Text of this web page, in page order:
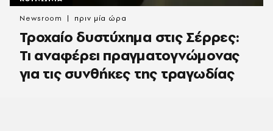
Τροχαίο δυστύχημα στις Σέρρες:
Τι αναφέρει πραγματογνώμονας
για τις συνθήκες της τραγωδίας
Newsroom πριν μία ώρα